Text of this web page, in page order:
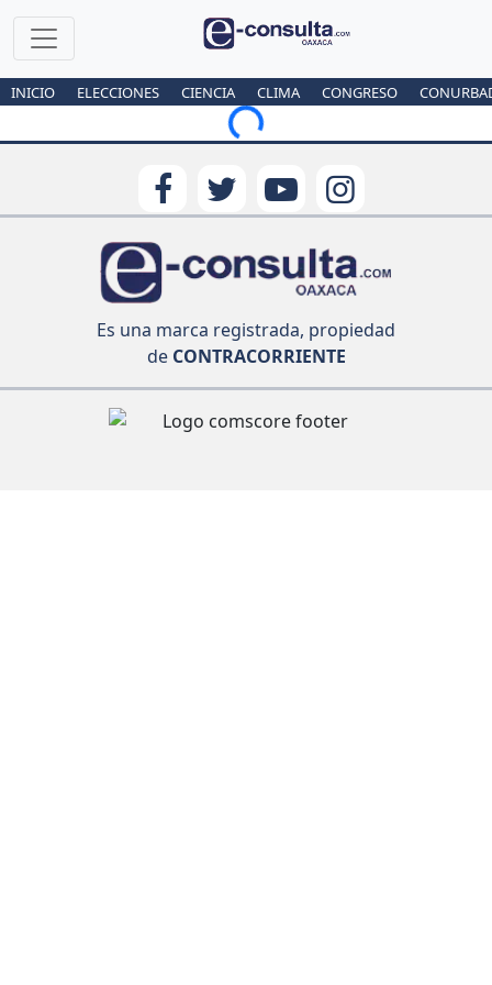
INICIO ELECCIONES CIENCIA CLIMA CONGRESO
Loading...
Es una marca registrada, propiedad
deCONTRACORRIENTE